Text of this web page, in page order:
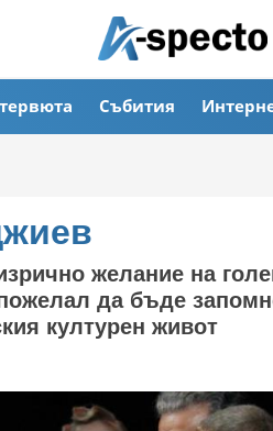
Събития
желание на
да бъде
културен живот